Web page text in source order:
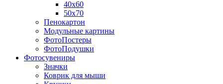
40х60
50х70
Пенокартон
Модульные картины
ФотоПостеры
ФотоПодушки
Фотоcувениры
Значки
Коврик для мыши